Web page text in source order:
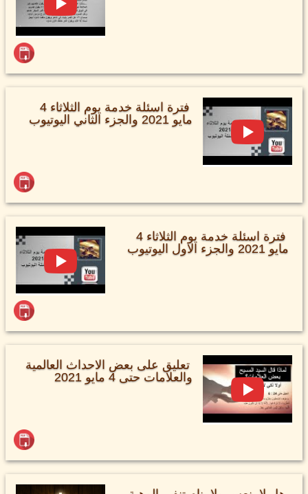
فترة اسئلة خدمة يوم الثلاثاء 4
مايو 2021 والجزء الثاني اليوتيوب
فترة اسئلة خدمة يوم الثلاثاء 4
مايو 2021 والجزء الاول اليوتيوب
تعليق على بعض الاحداث العالمية
والعلامات حتى 4 مايو 2021